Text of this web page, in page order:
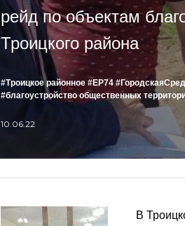
рейд по объектам
Троицкого района
#Троицкое районное #ЕР74
#благоустройство общественных
10.06.22
В